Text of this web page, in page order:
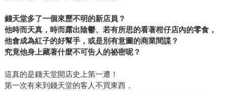
錢天堂多了一個來歷不明的新店員？
他時而天真，時而露出陰鬱、若有所思的看著柑仔店內的零食，
他會成為紅子的好幫手，或是別有意圖的商業間諜？
究竟他身上藏著什麼不可告人的祕密呢？
這真的是錢天堂開店史上第一遭！
第一次有來到錢天堂的客人不買東西，